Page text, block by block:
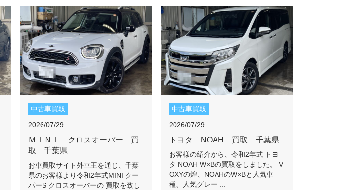
中古車買取
2026/07/29
ＭＩＮＩ クロスオーバー 買
取 千葉県
お車買取サイト外車王を通じ、千葉
県のお客様より令和2年式MINI クー
パーS クロスオーバーの 買取を致し
中古車買取
2026/07/29
トヨタ NOAH 買取 千葉県
お客様の紹介から、令和2年式 トヨ
タ NOAH W×Bの買取をしました。 V
OXYの煌、NOAHのW×Bと人気車
種、人気グレー ...